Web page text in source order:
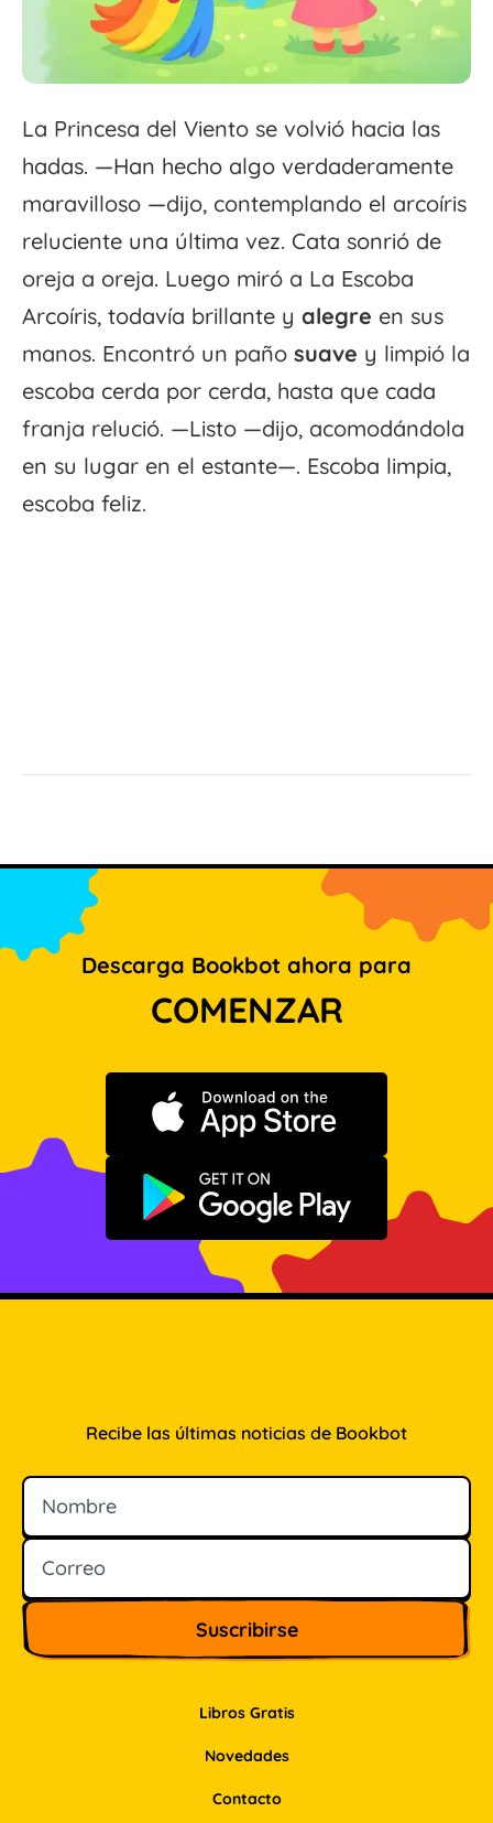
La Princesa del Viento se volvió hacia las
hadas. —Han hecho algo verdaderamente
maravilloso —dijo, contemplando el arcoíris
reluciente una última vez. Cata sonrió de
oreja a oreja. Luego miró a La Escoba
Arcoíris, todavía brillante y alegre en sus
manos. Encontró un paño suave y limpió la
escoba cerda por cerda, hasta que cada
franja relució. —Listo —dijo, acomodándola
en su lugar en el estante—. Escoba limpia,
escoba feliz.
Descarga Bookbot ahora para
COMENZAR
Descargar en App Store
Disponible en Google Play
Libros Gratis
Novedades
Contacto
Recibe las últimas noticias de Bookbot
Nombre
Correo